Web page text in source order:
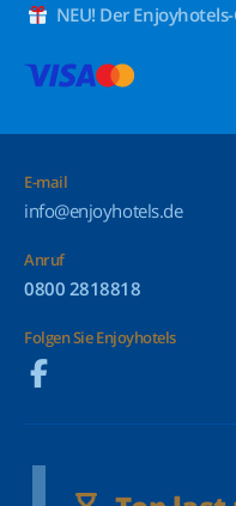
NEU! Der
E-mail
info@enjoyhotels.de
Anruf
0800 2818818
Folgen Sie Enjoyhotels